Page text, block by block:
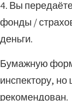
Вы
фонды /
деньги.
Бумажную
инспектору,
рекомендован.